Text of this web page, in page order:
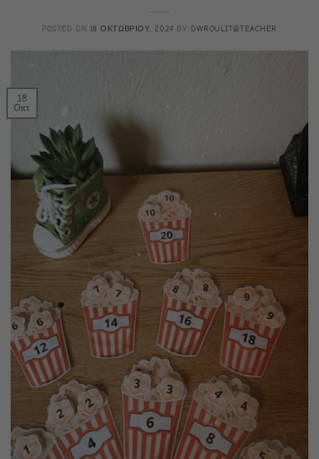
POSTED ON 18 ΟΚΤΩΒΡΙΟΥ, 2024 BY DWROULIT@TEACHER
18
Οκτ